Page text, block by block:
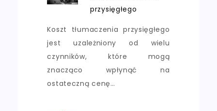
przysięgłego
Koszt tłumaczenia przysięgłego
jest uzależniony od wielu
czynników, które mogą
znacząco wpłynąć na
ostateczną cenę…